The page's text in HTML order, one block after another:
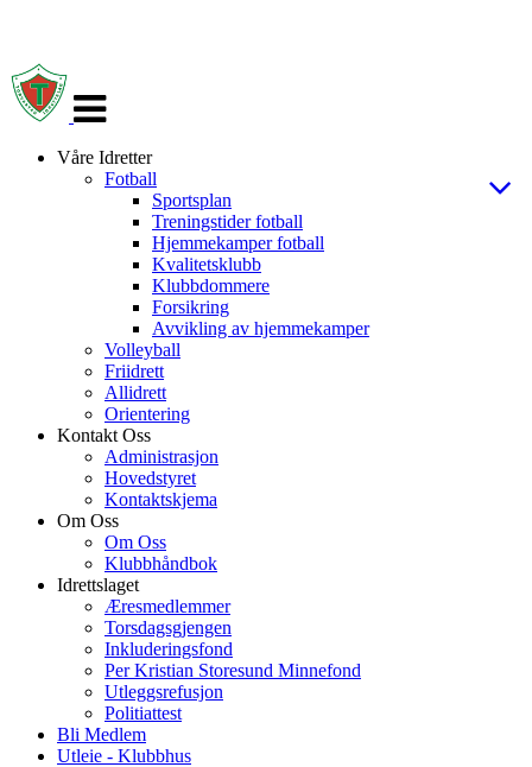
navigasjon
Våre Idretter
Fotball
Sportsplan
Treningstider fotball
Hjemmekamper fotball
Kvalitetsklubb
Klubbdommere
Forsikring
Avvikling av hjemmekamper
Volleyball
Friidrett
Allidrett
Orientering
Kontakt Oss
Administrasjon
Hovedstyret
Kontaktskjema
Om Oss
Om Oss
Klubbhåndbok
Idrettslaget
Æresmedlemmer
Torsdagsgjengen
Inkluderingsfond
Per Kristian Storesund Minnefond
Utleggsrefusjon
Politiattest
Bli Medlem
Utleie - Klubbhus